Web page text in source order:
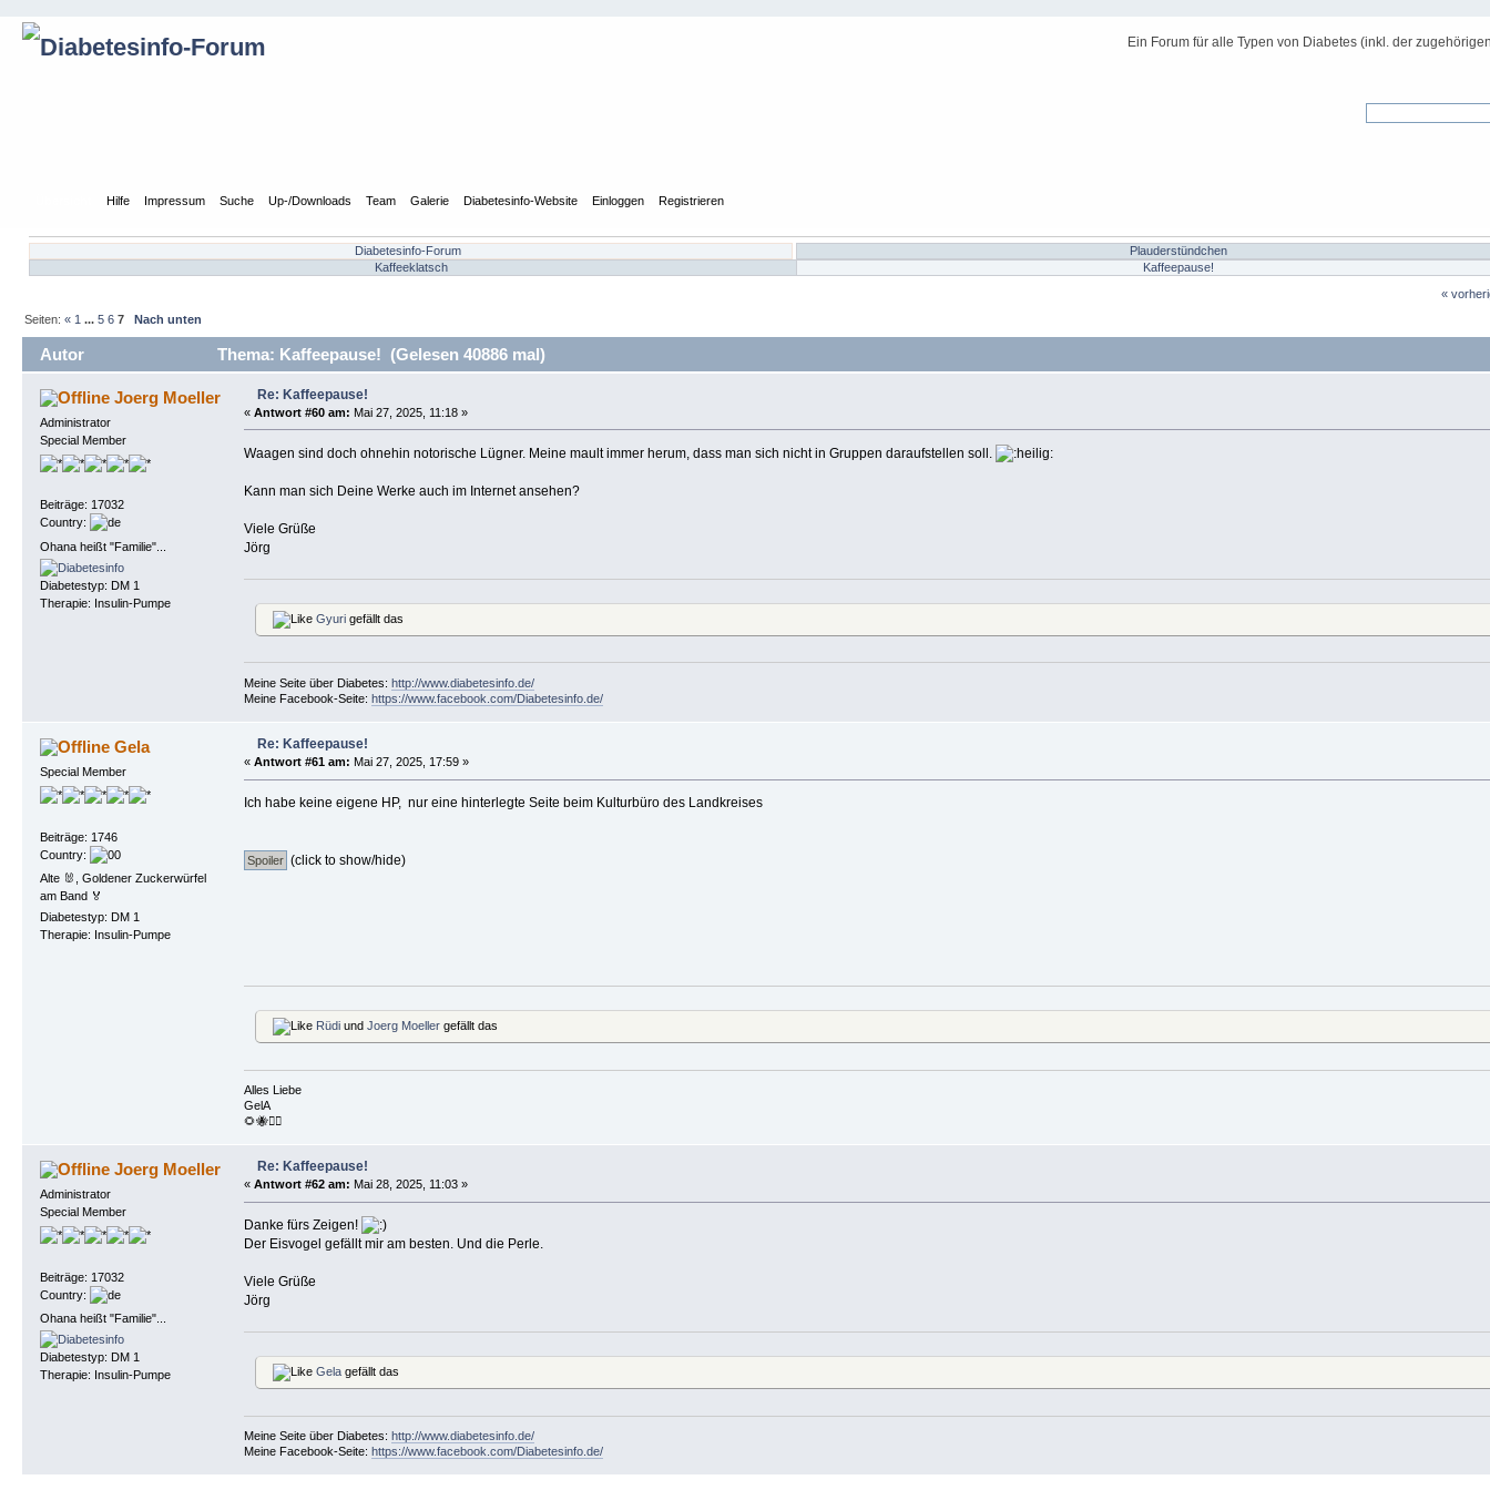
Ein Forum für alle Typen von Diabetes (inkl. der
Hilfe Impressum Suche Up-/Downloads Team Galerie Diabetesinfo-Website Einloggen Registrieren
Diabetesinfo-Forum
Plauderstündchen
Kaffeeklatsch
Kaffeepause!
«
Seiten:« 1 ...5 6 7 Nach unten
Autor Thema: Kaffeepause! (Gelesen 40886 mal)
Joerg Moeller
Administrator
Special Member
Beiträge: 17032
Country:
Ohana heißt "Familie"...
Diabetestyp: DM 1
Therapie: Insulin-Pumpe
Re: Kaffeepause!
« Antwort #60 am: Mai 27, 2025, 11:18 »
Waagen sind doch ohnehin notorische Lügner. Meine mault immer herum, dass man sich nicht in Gruppen daraufstellen soll.
Kann man sich Deine Werke auch im Internet ansehen?
Viele Grüße
Jörg
Gyurigefällt das
Meine Seite über Diabetes: http://www.diabetesinfo.de/
Meine Facebook-Seite: https://www.facebook.com/Diabetesinfo.de/
Gela
Special Member
Beiträge: 1746
Country:
Alte 🐰, Goldener Zuckerwürfel
am Band 🏅
Diabetestyp: DM 1
Therapie: Insulin-Pumpe
Re: Kaffeepause!
« Antwort #61 am: Mai 27, 2025, 17:59 »
Ich habe keine eigene HP, nur eine hinterlegte Seite beim Kulturbüro des Landkreises
(click to show/hide)
Rüdiund Joerg Moellergefällt das
Alles Liebe
GelA
🌻🐝🏴‍☠️
Joerg Moeller
Administrator
Special Member
Beiträge: 17032
Country:
Ohana heißt "Familie"...
Diabetestyp: DM 1
Therapie: Insulin-Pumpe
Re: Kaffeepause!
« Antwort #62 am: Mai 28, 2025, 11:03 »
Danke fürs Zeigen!
Der Eisvogel gefällt mir am besten. Und die Perle.
Viele Grüße
Jörg
Gelagefällt das
Meine Seite über Diabetes: http://www.diabetesinfo.de/
Meine Facebook-Seite: https://www.facebook.com/Diabetesinfo.de/